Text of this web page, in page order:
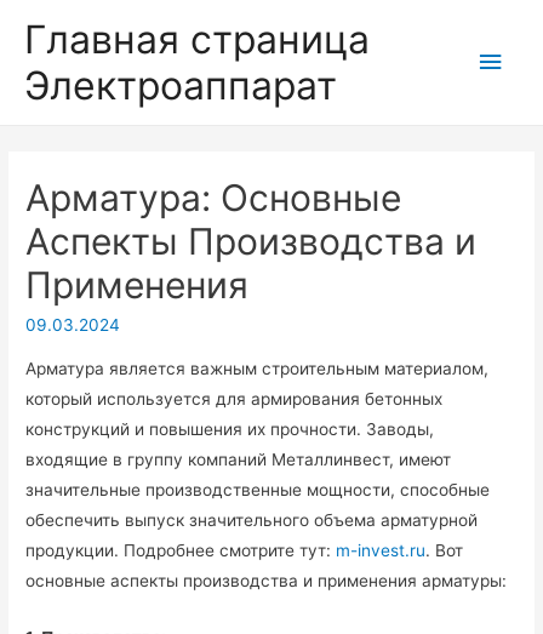
Главная страница
Электроаппарат
Арматура: Основные
Аспекты Производства и
Применения
09.03.2024
Арматура является важным строительным материалом,
который используется для армирования бетонных
конструкций и повышения их прочности. Заводы,
входящие в группу компаний Металлинвест, имеют
значительные производственные мощности, способные
обеспечить выпуск значительного объема арматурной
продукции. Подробнее смотрите тут: m-invest.ru. Вот
основные аспекты производства и применения арматуры: